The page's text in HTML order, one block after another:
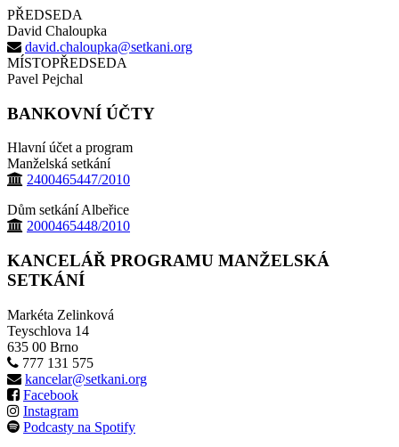
PŘEDSEDA
David Chaloupka
david.chaloupka@setkani.org
MÍSTOPŘEDSEDA
Pavel Pejchal
BANKOVNÍ ÚČTY
Hlavní účet a program
Manželská setkání
2400465447/2010
Dům setkání Albeřice
2000465448/2010
KANCELÁŘ PROGRAMU MANŽELSKÁ
SETKÁNÍ
Markéta Zelinková
Teyschlova 14
635 00 Brno
777 131 575
kancelar@setkani.org
Facebook
Instagram
Podcasty na Spotify